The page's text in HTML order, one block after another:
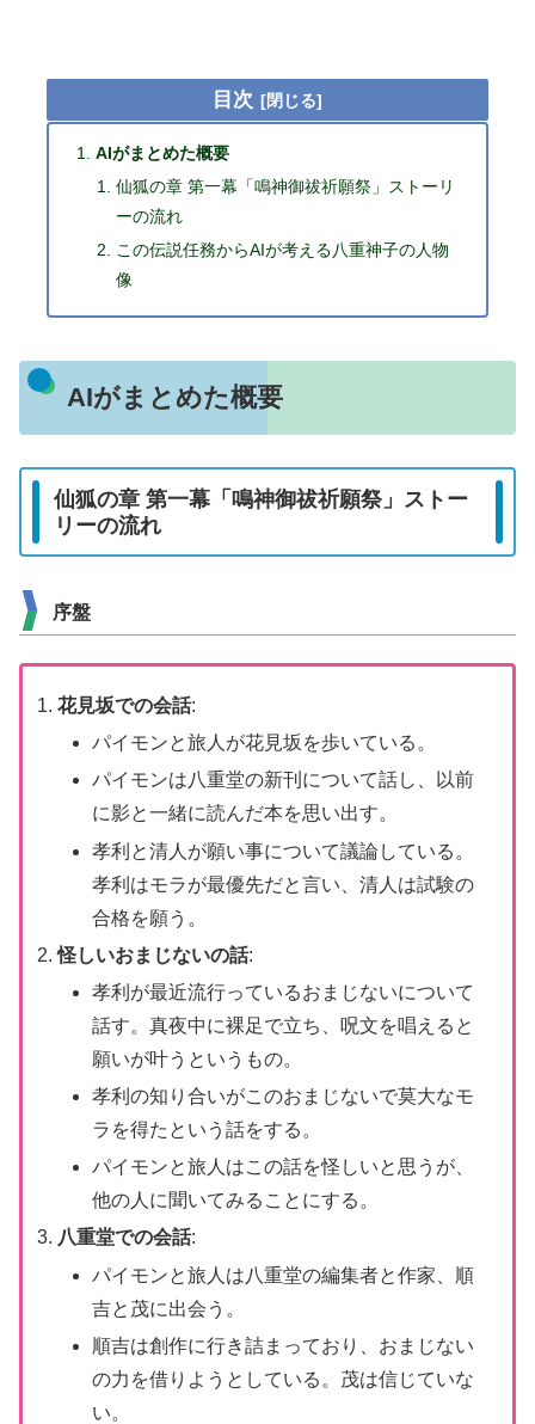
目次
AIがまとめた概要
仙狐の章 第一幕「鳴神御祓祈願祭」ストーリ
ーの流れ
この伝説任務からAIが考える八重神子の人物
像
AIがまとめた概要
仙狐の章 第一幕「鳴神御祓祈願祭」ストー
リーの流れ
序盤
花見坂での会話:
パイモンと旅人が花見坂を歩いている。
パイモンは八重堂の新刊について話し、以前
に影と一緒に読んだ本を思い出す。
孝利と清人が願い事について議論している。
孝利はモラが最優先だと言い、清人は試験の
合格を願う。
怪しいおまじないの話:
孝利が最近流行っているおまじないについて
話す。真夜中に裸足で立ち、呪文を唱えると
願いが叶うというもの。
孝利の知り合いがこのおまじないで莫大なモ
ラを得たという話をする。
パイモンと旅人はこの話を怪しいと思うが、
他の人に聞いてみることにする。
八重堂での会話:
パイモンと旅人は八重堂の編集者と作家、順
吉と茂に出会う。
順吉は創作に行き詰まっており、おまじない
の力を借りようとしている。茂は信じていな
い。